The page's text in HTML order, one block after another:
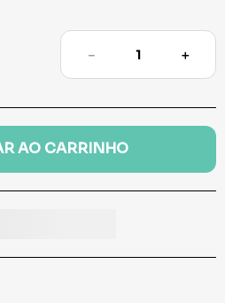
＋
－
AO CARRINHO